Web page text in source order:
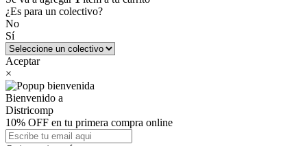
¿Es para un colectivo?
No
Sí
Aceptar
×
Bienvenido a
Districomp
10% OFF en tu primera compra online